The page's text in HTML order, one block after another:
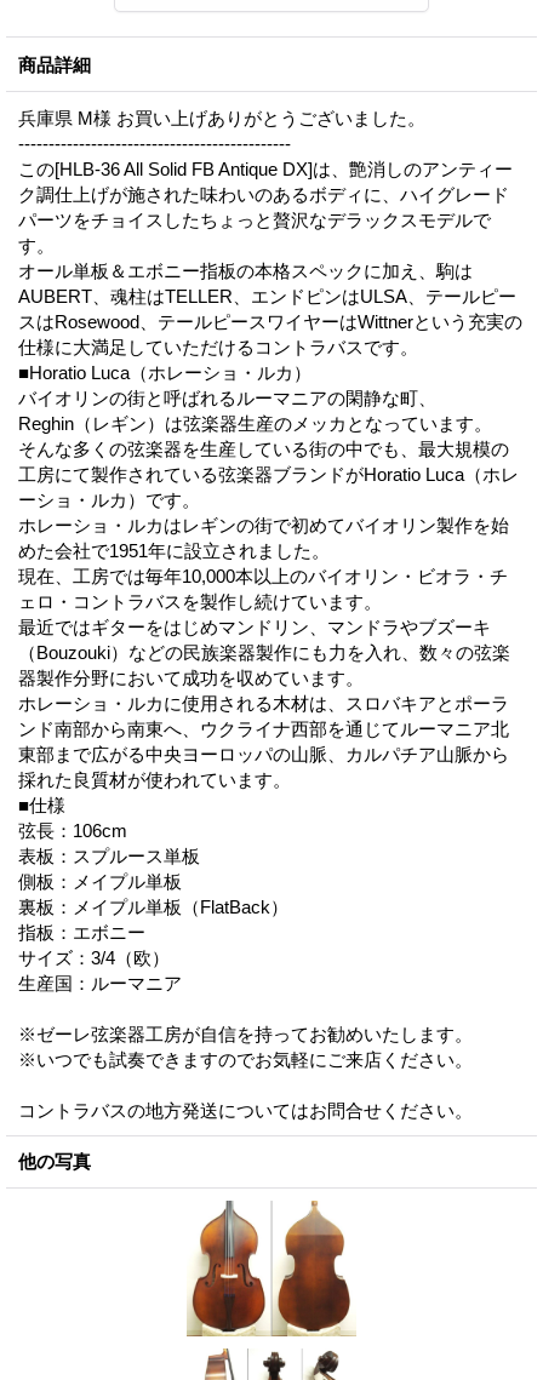
商品詳細
兵庫県 M様 お買い上げありがとうございました。
---------------------------------------------
この[HLB-36 All Solid FB Antique DX]は、艶消しのアンティー
ク調仕上げが施された味わいのあるボディに、ハイグレード
パーツをチョイスしたちょっと贅沢なデラックスモデルで
す。
オール単板＆エボニー指板の本格スペックに加え、駒は
AUBERT、魂柱はTELLER、エンドピンはULSA、テールピー
スはRosewood、テールピースワイヤーはWittnerという充実の
仕様に大満足していただけるコントラバスです。
■Horatio Luca（ホレーショ・ルカ）
バイオリンの街と呼ばれるルーマニアの閑静な町、
Reghin（レギン）は弦楽器生産のメッカとなっています。
そんな多くの弦楽器を生産している街の中でも、最大規模の
工房にて製作されている弦楽器ブランドがHoratio Luca（ホレ
ーショ・ルカ）です。
ホレーショ・ルカはレギンの街で初めてバイオリン製作を始
めた会社で1951年に設立されました。
現在、工房では毎年10,000本以上のバイオリン・ビオラ・チ
ェロ・コントラバスを製作し続けています。
最近ではギターをはじめマンドリン、マンドラやブズーキ
（Bouzouki）などの民族楽器製作にも力を入れ、数々の弦楽
器製作分野において成功を収めています。
ホレーショ・ルカに使用される木材は、スロバキアとポーラ
ンド南部から南東へ、ウクライナ西部を通じてルーマニア北
東部まで広がる中央ヨーロッパの山脈、カルパチア山脈から
採れた良質材が使われています。
■仕様
弦長：106cm
表板：スプルース単板
側板：メイプル単板
裏板：メイプル単板（FlatBack）
指板：エボニー
サイズ：3/4（欧）
生産国：ルーマニア
※ゼーレ弦楽器工房が自信を持ってお勧めいたします。
※いつでも試奏できますのでお気軽にご来店ください。
コントラバスの地方発送についてはお問合せください。
他の写真